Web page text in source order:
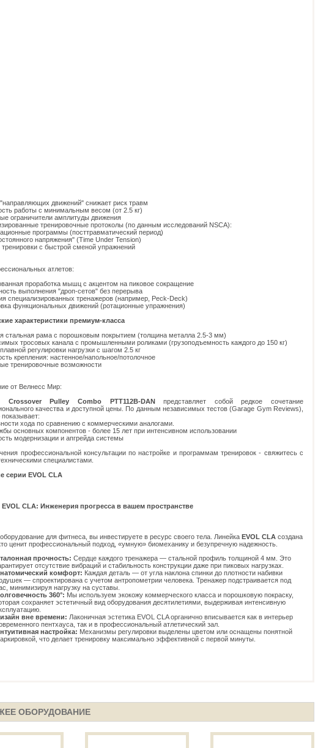
движений" снижает риск травм
работы с минимальным весом (от 2.5 кг)
ограничители амплитуды движения
тренировочные протоколы (по данным исследований NSCA):
программы (посттравматический период)
напряжения" (Time Under Tension)
тренировки с быстрой сменой упражнений
атлетов:
проработка мышц с акцентом на пиковое сокращение
выполнения "дроп-сетов" без перерыва
специализированных тренажеров (например, Peck-Deck)
функциональных движений (ротационные упражнения)
характеристики премиум-класса
стальная рама с порошковым покрытием (толщина металла 2.5-3 мм)
тросовых канала с промышленными роликами (грузоподъемность каждого до 150 кг)
регулировки нагрузки с шагом 2.5 кг
крепления: настенное/напольное/потолочное
тренировочные возможности
от Велнесс Мир:
Crossover Pulley Combo PTT112B-DANпредставляет собой редкое сочетание
качества и доступной цены. По данным независимых тестов (Garage Gym Reviews),
хода по сравнению с коммерческими аналогами.
основных компонентов - более 15 лет при интенсивном использовании
модернизации и апгрейда системы
профессиональной консультации по настройке и программам тренировок - свяжитесь с
специалистами.
серии EVOL CLA
EVOL CLA: Инженерия прогресса в вашем пространстве
для фитнеса, вы инвестируете в ресурс своего тела. Линейка EVOL CLA создана
ценит профессиональный подход, «умную» биомеханику и безупречную надежность.
прочность: Сердце каждого тренажера — стальной профиль толщиной 4 мм. Это
отсутствие вибраций и стабильность конструкции даже при пиковых нагрузках.
комфорт: Каждая деталь — от угла наклона спинки до плотности набивки
— спроектирована с учетом антропометрии человека. Тренажер подстраивается под
минимизируя нагрузку на суставы.
360°: Мы используем экокожу коммерческого класса и порошковую покраску,
сохраняет эстетичный вид оборудования десятилетиями, выдерживая интенсивную
вне времени: Лаконичная эстетика EVOL CLA органично вписывается как в интерьер
пентхауса, так и в профессиональный атлетический зал.
настройка: Механизмы регулировки выделены цветом или оснащены понятной
что делает тренировку максимально эффективной с первой минуты.
ОБОРУДОВАНИЕ